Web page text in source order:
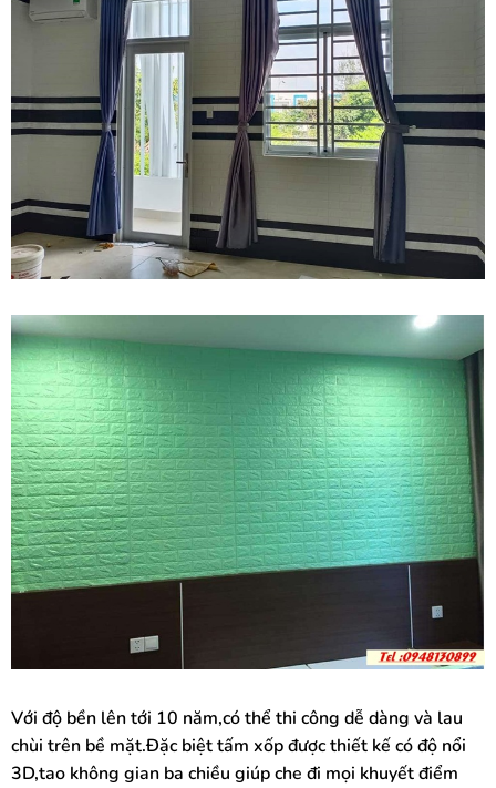
Với độ bền lên tới 10 năm,có thể thi công dễ dàng và lau
chùi trên bề mặt.Đặc biệt tấm xốp được thiết kế có độ nổi
3D,tao không gian ba chiều giúp che đi mọi khuyết điểm